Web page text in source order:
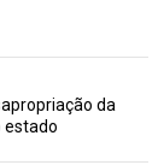
da
estado